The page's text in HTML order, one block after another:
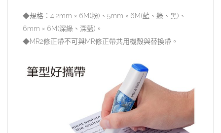
◆規格：4.2mm × 6M(粉)、5mm × 6M(藍、綠、黑)、
6mm × 6M(深綠、深藍)。
◆MR2修正帶不可與MR修正帶共用機殼與替換帶。